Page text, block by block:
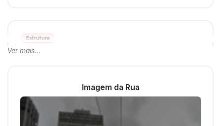
Estrutura
Área de Serviço
Ver mais...
Imagem da Rua